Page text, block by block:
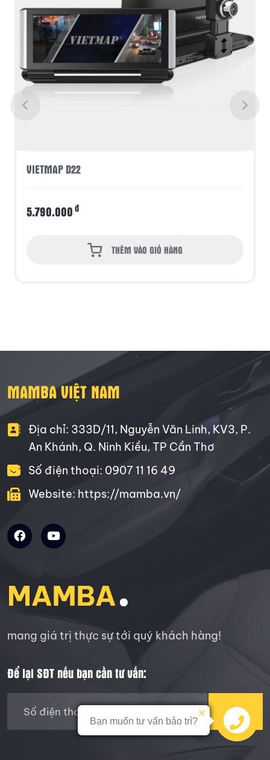
VIETMAP D22
5.790.000đ
THÊM VÀO GIỎ HÀNG
MAMBA VIỆT NAM
Địa chỉ: 333D/11, Nguyễn Văn Linh, KV3, P.
An Khánh, Q. Ninh Kiều, TP Cần Thơ
Số điện thoại: 0907 11 16 49
Website: https://mamba.vn/
mang giá trị thực sự tới quý khách hàng!
Để lại SĐT nếu bạn cần tư vấn:
GỬI
Zalo
Bạn muốn tư vấn bảo trì?
ZaloBạn muốn tư vấn bảo trì?